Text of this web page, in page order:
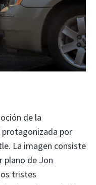
de la
protagonizada por
La imagen consiste
plano de Jon
tristes